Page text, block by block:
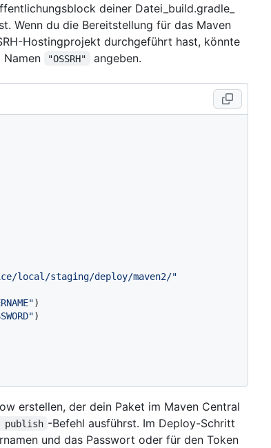
deiner Datei_build.gradle_
Wenn du die Bereitstellung für das Maven
Hostingprojekt durchgeführt hast, könnte
"OSSRH" angeben.
local/staging/deploy/maven2/"
)
)
erstellen, der dein Paket im Maven Central
publish -Befehl ausführst. Im Deploy-Schritt
und das Passwort oder für den Token